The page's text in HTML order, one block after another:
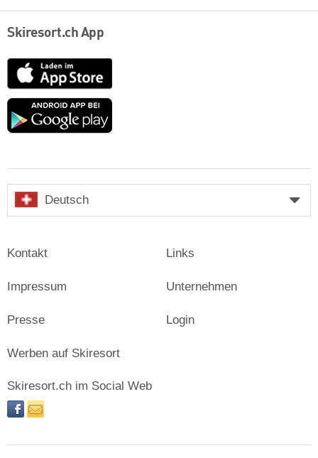
Skiresort.ch App
App
Store
Google
Deutsch
Kontakt
Impressum
Presse
Links
Unternehmen
Login
Werben auf Skiresort
Skiresort.ch im Social Web
facebooknewsletter